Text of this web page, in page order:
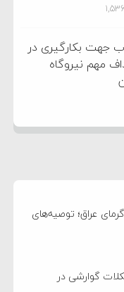
1,536
جهت بکارگیری در
مهم نیروگاه
عراق؛ توصیه‌های
گوارشی در